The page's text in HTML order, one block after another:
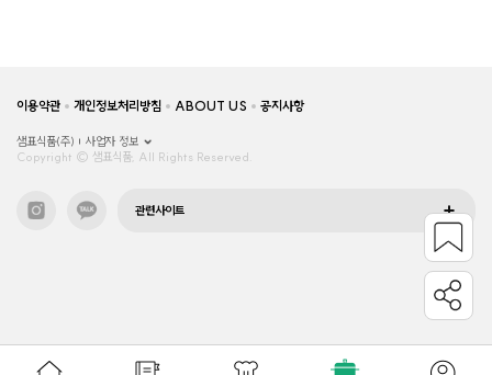
이용약관 개인정보처리방침 ABOUT US 공지사항
샘표식품(주)
사업자 정보
Copyright © 샘표식품, All Rights Reserved.
관련사이트